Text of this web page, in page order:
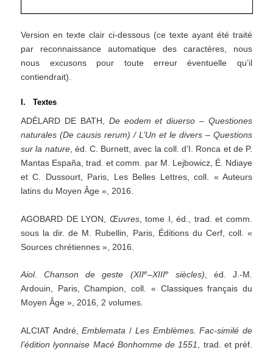
Version en texte clair ci-dessous (ce texte ayant été traité
par reconnaissance automatique des caractères, nous
nous excusons pour toute erreur éventuelle qu’il
contiendrait).
I. Textes
ADÉLARD DE BATH, De eodem et diuerso – Questiones
naturales (De causis rerum) / L’Un et le divers – Questions
sur la nature, éd. C. Burnett, avec la coll. d’I. Ronca et de P.
Mantas España, trad. et comm. par M. Lejbowicz, É. Ndiaye
et C. Dussourt, Paris, Les Belles Lettres, coll. « Auteurs
latins du Moyen Âge », 2016.
AGOBARD DE LYON, Œuvres, tome I, éd., trad. et comm.
sous la dir. de M. Rubellin, Paris, Éditions du Cerf, coll. «
Sources chrétiennes », 2016.
Aiol.Chanson de geste (XIIe–XIIIe siècles), éd. J.-M.
Ardouin, Paris, Champion, coll. « Classiques français du
Moyen Âge », 2016, 2 volumes.
ALCIAT André,Emblemata / Les Emblèmes. Fac-similé de
l’édition lyonnaise Macé Bonhomme de 1551
, trad. et préf.